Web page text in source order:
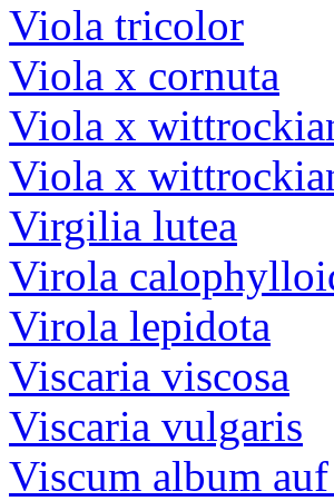
Viola tricolor
Viola x cornuta
Viola x
Viola x
Virgilia lutea
Virola
Virola lepidota
Viscaria viscosa
Viscaria vulgaris
Viscum album